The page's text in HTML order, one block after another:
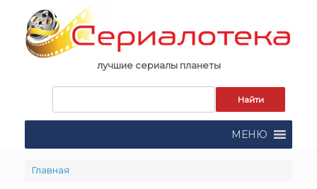
content
лучшие сериалы планеты
поиска:
МЕНЮ
Главная